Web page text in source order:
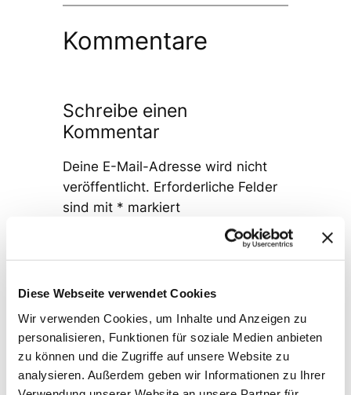
Diese Webseite verwendet Cookies
Wir verwenden Cookies, um Inhalte und Anzeigen zu
personalisieren, Funktionen für soziale Medien anbieten
zu können und die Zugriffe auf unsere Website zu
analysieren. Außerdem geben wir Informationen zu Ihrer
Kommentare
Schreibe einen
Kommentar
Deine E-Mail-Adresse wird nicht
veröffentlicht. Erforderliche Felder
sind mit * markiert
Name*